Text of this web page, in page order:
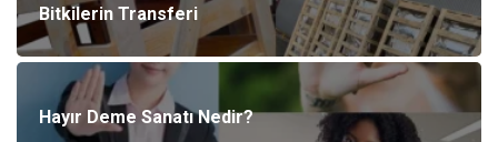
Bitkilerin Transferi
Hayır Deme Sanatı Nedir?